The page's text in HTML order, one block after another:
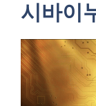
시바이